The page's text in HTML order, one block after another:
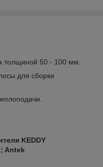
толщиной 50 - 100 мм.
для сборки
KEDDY
Antek